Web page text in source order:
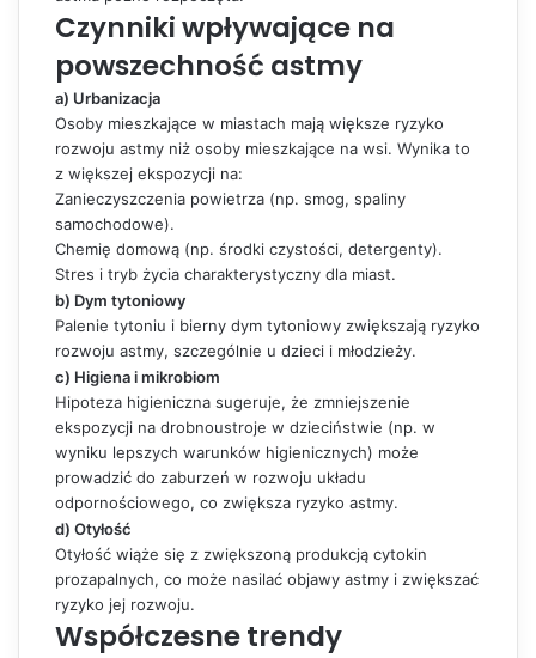
Czynniki wpływające na
powszechność astmy
a) Urbanizacja
Osoby mieszkające w miastach mają większe ryzyko
rozwoju astmy niż osoby mieszkające na wsi. Wynika to
z większej ekspozycji na:
Zanieczyszczenia powietrza (np. smog, spaliny
samochodowe).
Chemię domową (np. środki czystości, detergenty).
Stres i tryb życia charakterystyczny dla miast.
b) Dym tytoniowy
Palenie tytoniu i bierny dym tytoniowy zwiększają ryzyko
rozwoju astmy, szczególnie u dzieci i młodzieży.
c) Higiena i mikrobiom
Hipoteza higieniczna sugeruje, że zmniejszenie
ekspozycji na drobnoustroje w dzieciństwie (np. w
wyniku lepszych warunków higienicznych) może
prowadzić do zaburzeń w rozwoju układu
odpornościowego, co zwiększa ryzyko astmy.
d) Otyłość
Otyłość wiąże się z zwiększoną produkcją cytokin
prozapalnych, co może nasilać objawy astmy i zwiększać
ryzyko jej rozwoju.
Współczesne trendy